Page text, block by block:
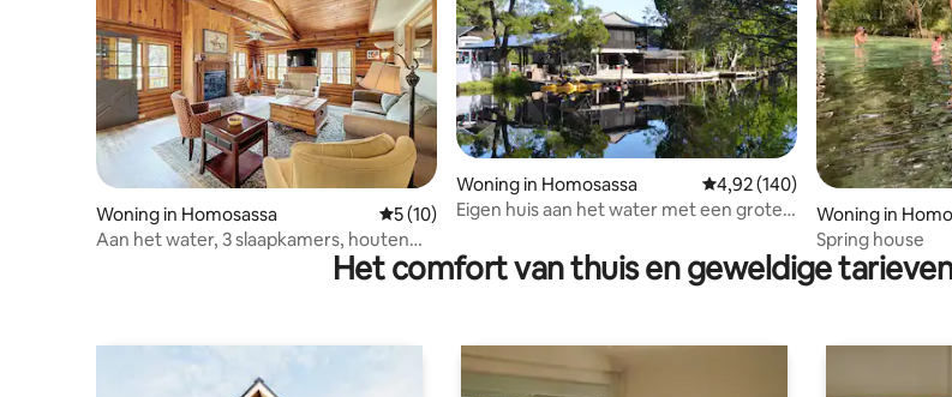
Woning in Homosassa Gemiddelde beoordeling van 5 op 5, 10 recensies
5 (10)
Aan het water, 3 slaapkamers, houten
Woning in Homosassa Gemiddelde beoordeling van
4,92 (140)
Eigen huis aan het water met een grote
Woning in
Spring house
Het comfort van thuis en geweldige